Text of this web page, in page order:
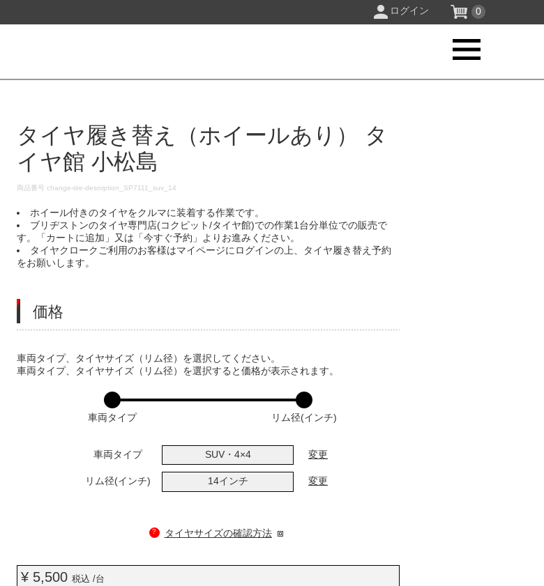
ログイン 0
タイヤ履き替え（ホイールあり） タ
イヤ館 小松島
DETAILS
商品番号change-tire-desorption_SP7111_suv_14
ホイール付きのタイヤをクルマに装着する作業です。
ブリヂストンのタイヤ専門店(コクピット/タイヤ館)での作業1台分単位での販売で
す。「カートに追加」又は「今すぐ予約」よりお進みください。
タイヤクロークご利用のお客様はマイページにログインの上、タイヤ履き替え予約
をお願いします。
価格
VARIATIONS
車両タイプ、タイヤサイズ（リム径）を選択してください。
車両タイプ、タイヤサイズ（リム径）を選択すると価格が表示されます。
車両タイプ リム径(インチ)
車両タイプ SUV・4×4 変更
リム径(インチ) 14インチ 変更
? タイヤサイズの確認方法
¥ 5,500税込 /台